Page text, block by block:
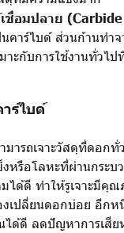
ชื่อมปลาย
คาร์ไบด์ ส่วนก้านทำ
าะกับการใช้งานทั่วไป
ร์ไบด์
ารถเจาะวัสดุที่ดอกทั่
หรือโลหะที่ผ่านกระบ
ได้ดี ทำให้รูเจาะมีคุ
เปลี่ยนดอกบ่อย อีกห
ได้ดี ลดปัญหาการเสีย